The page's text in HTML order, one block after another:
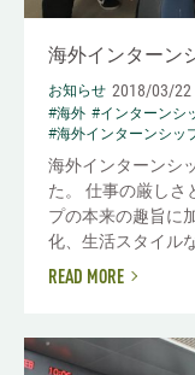
海外インターン
お知らせ 2018/03/22
#海外 #インターンシ
#海外インターンシッ
海外インターンシ
た。 仕事の厳しさ
プの本来の趣旨に
化、生活スタイル
READ MORE